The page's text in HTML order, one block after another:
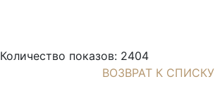
Количество показов: 2404
ВОЗВРАТ К СПИСКУ